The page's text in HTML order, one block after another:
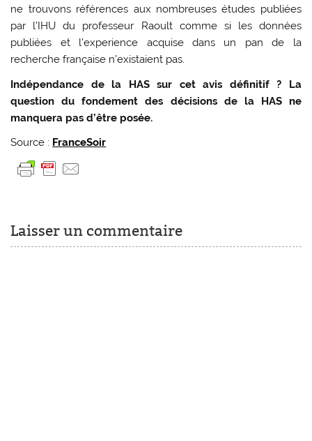
ne trouvons références aux nombreuses études publiées
par l’IHU du professeur Raoult comme si les données
publiées et l’experience acquise dans un pan de la
recherche française n’existaient pas.
Indépendance de la HAS sur cet avis définitif ? La
question du fondement des décisions de la HAS ne
manquera pas d’être posée.
Source : FranceSoir
Laisser un commentaire